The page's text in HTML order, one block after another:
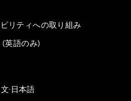
リティへの取り組み
英語のみ)
▪ 日本語